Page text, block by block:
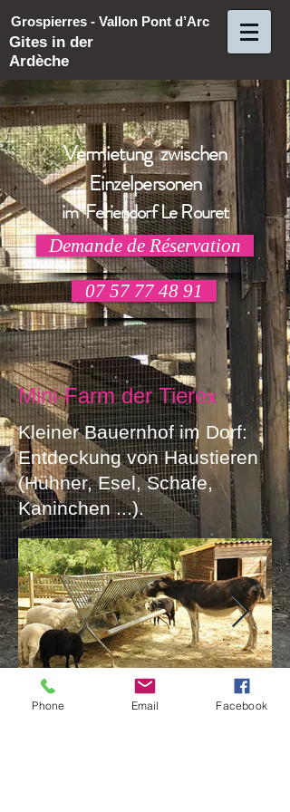
Grospierres - Vallon Pont d’Arc
Gites in der
Ardèche
Vermietung zwischen
Einzelpersonen
im Feriendorf Le Rouret
Demande de Réservation
07 57 77 48 91
Mini-Farm der Tierex
Kleiner Bauernhof im Dorf:
Entdeckung von Haustieren
(Hühner, Esel, Schafe,
Kaninchen ...).
Phone Email Facebook